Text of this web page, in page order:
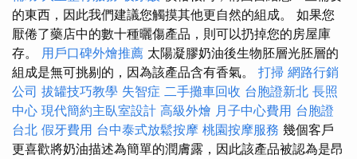
的東西，因此我們建議您觸摸其他更自然的組成。 如果您
厭倦了藥店中的數十種曬傷產品，則可以扔掉您的房屋庫
存。 用戶口碑外燴推薦 太陽凝膠奶油後生物胚層光胚層的
組成是無可挑剔的，因為該產品含有香氣。 打掃 網路行銷
公司 拔罐技巧教學 失智症 二手攤車回收 台胞證新北 長照
中心 現代簡約主臥室設計 高級外燴 月子中心費用 台胞證
台北 假牙費用 台中泰式放鬆按摩 桃園按摩服務 幾個客戶
更喜歡將奶油描述為簡單的潤膚露，因此該產品被認為是昂